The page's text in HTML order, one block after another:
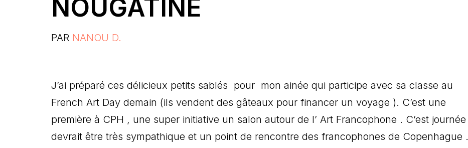
NOUGATINE
PAR NANOU D.
J’ai préparé ces délicieux petits sablés pour mon ainée qui participe avec sa classe au
French Art Day demain (ils vendent des gâteaux pour financer un voyage ). C’est une
première à CPH , une super initiative un salon autour de l’ Art Francophone . C’est journée
devrait être très sympathique et un point de rencontre des francophones de Copenhague .